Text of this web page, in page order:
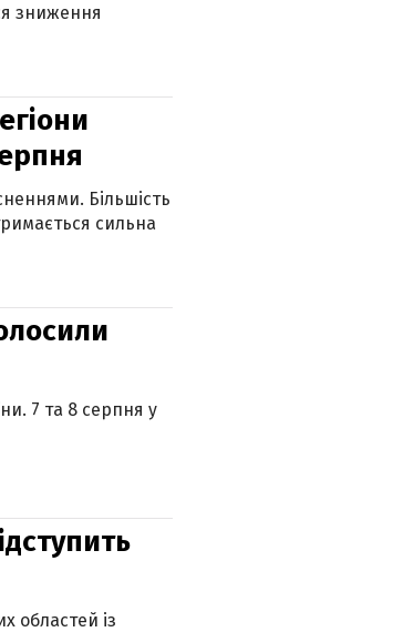
зниження
Більшість
сильна
7 та 8 серпня у
областей із